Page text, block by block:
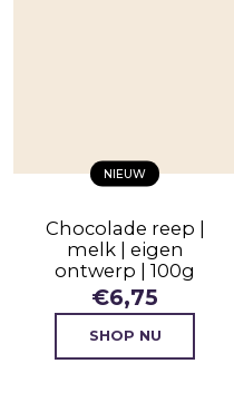
NIEUW
Chocolade reep |
melk | eigen
ontwerp | 100g
€6,75
SHOP NU